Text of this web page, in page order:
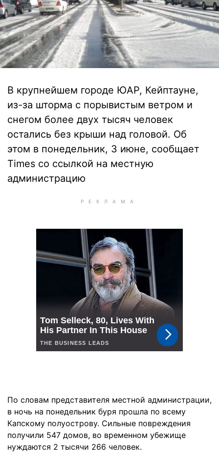
В крупнейшем городе ЮАР, Кейптауне,
из-за шторма с порывистым ветром и
снегом более двух тысяч человек
остались без крыши над головой. Об
этом в понедельник, 3 июне, сообщает
Times со ссылкой на местную
администрацию
По словам представителя местной администрации,
в ночь на понедельник буря прошла по всему
Капскому полуострову. Сильные повреждения
получили 547 домов, во временном убежище
нуждаются 2 тысячи 266 человек.